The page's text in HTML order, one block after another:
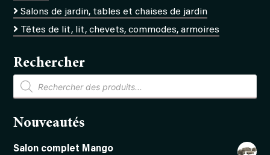
Salons de jardin, tables et chaises de jardin
Têtes de lit, lit, chevets, commodes, armoires
Rechercher
Recherche
de
produits
Nouveautés
Salon complet Mango